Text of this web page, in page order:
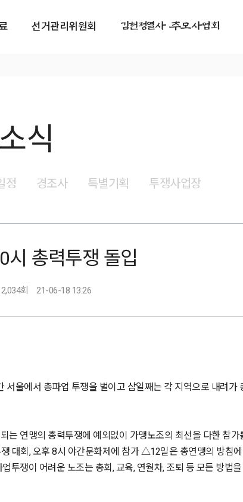
선거관리위원회 김헌정열사 추모사업회
소식
정 경조사 특별기획 투쟁사업장
시 총력투쟁 돌입
2,034회 21-06-18 13:26
울에서 총파업 투쟁을 벌이고 삼일째는 각 지역으로 내려가
연맹의 총력투쟁에 예외없이 가맹노조의 최선을 다한 참
대회, 오후 8시 야간문화제에 참가 △12일은 총연맹의 방침에
쟁이 어려운 노조는 총회, 교육, 연월차, 조퇴 등 모든 방법